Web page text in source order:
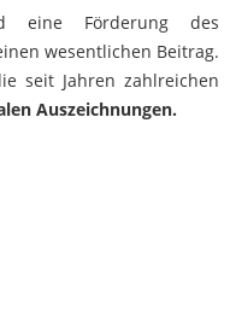
eine Förderung des
wesentlichen Beitrag.
seit Jahren zahlreichen
Auszeichnungen.